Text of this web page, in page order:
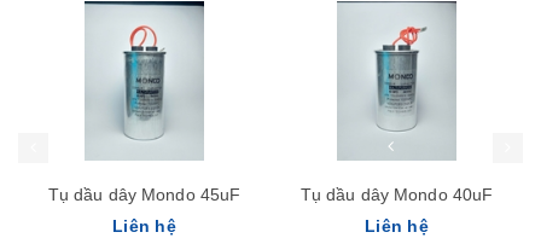
Tụ dầu dây Mondo 40uF
Liên hệ
Tụ dầu dây Mondo 30uF
Liên hệ